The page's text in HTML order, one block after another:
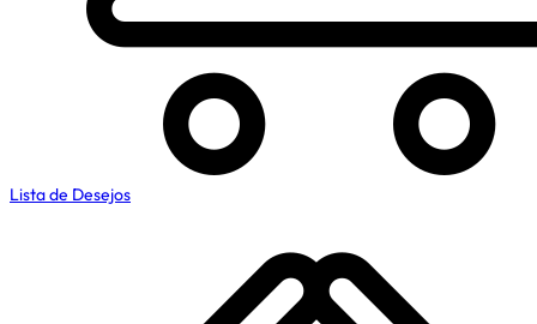
Lista de Desejos